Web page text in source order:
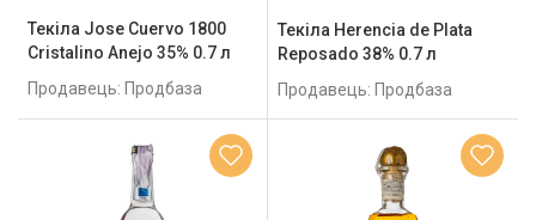
Текіла Jose Cuervo 1800
Cristalino Anejo 35% 0.7 л
Продавець: Продбаза
Текіла Herencia de Plata
Reposado 38% 0.7 л
Продавець: Продбаза